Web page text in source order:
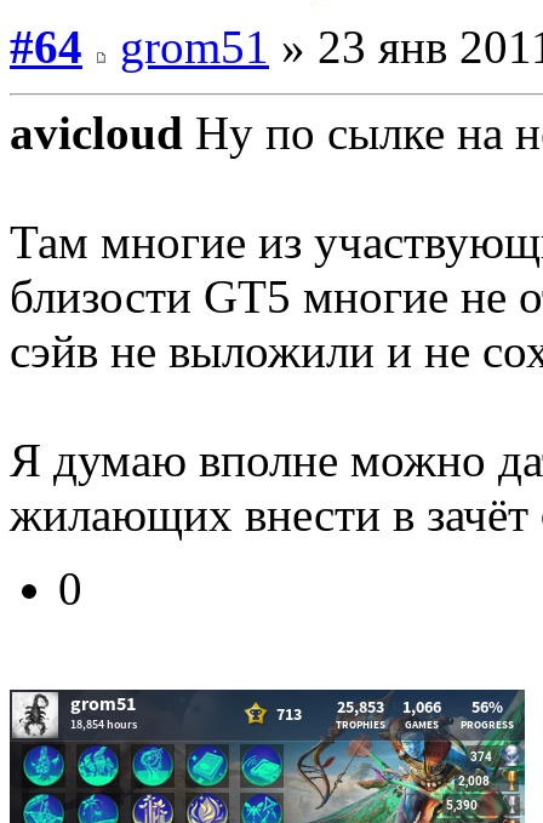
#64
grom51 » 23 янв
avicloud Ну по сылке на
Там многие из
близости GT5 многие не
сэйв не выложили и не
Я думаю вполне можно
жилающих внести в зачёт
0